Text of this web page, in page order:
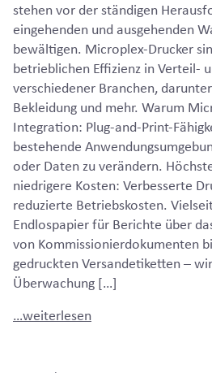
stehen vor der ständigen
eingehenden und ausgehenden
bewältigen. Microplex-Drucker
betrieblichen Effizienz in Verteil-
verschiedener Branchen,
Bekleidung und mehr. Warum
Integration: Plug-and-Print-
bestehende
oder Daten zu verändern.
niedrigere Kosten: Verbesserte
reduzierte Betriebskosten.
Endlospapier für Berichte über
von Kommissionierdokumenten
gedruckten Versandetiketten –
Überwachung […]
…weiterlesen